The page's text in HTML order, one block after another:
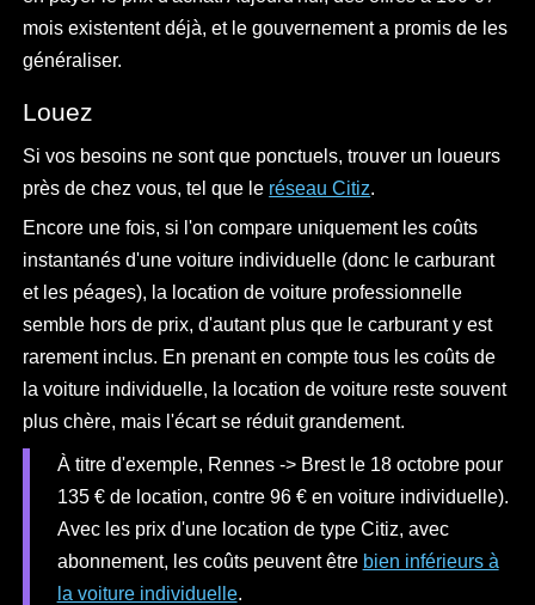
mois existentent déjà, et le gouvernement a promis de les
généraliser.
Louez
Si vos besoins ne sont que ponctuels, trouver un loueurs
près de chez vous, tel que le réseau Citiz.
Encore une fois, si l'on compare uniquement les coûts
instantanés d'une voiture individuelle (donc le carburant
et les péages), la location de voiture professionnelle
semble hors de prix, d'autant plus que le carburant y est
rarement inclus. En prenant en compte tous les coûts de
la voiture individuelle, la location de voiture reste souvent
plus chère, mais l'écart se réduit grandement.
À titre d'exemple, Rennes -> Brest le 18 octobre pour
135 € de location, contre 96 € en voiture individuelle).
Avec les prix d'une location de type Citiz, avec
abonnement, les coûts peuvent être bien inférieurs à
la voiture individuelle.